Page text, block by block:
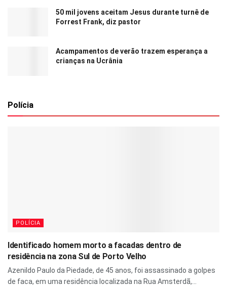
50 mil jovens aceitam Jesus durante turnê de
Forrest Frank, diz pastor
Acampamentos de verão trazem esperança a
crianças na Ucrânia
Polícia
POLÍCIA
Identificado homem morto a facadas dentro de
residência na zona Sul de Porto Velho
Azenildo Paulo da Piedade, de 45 anos, foi assassinado a golpes
de faca, em uma residência localizada na Rua Amsterdã,...